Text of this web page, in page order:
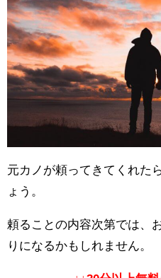
元カノが頼ってきてくれた
ょう。
頼ることの内容次第では、
りになるかもしれません。